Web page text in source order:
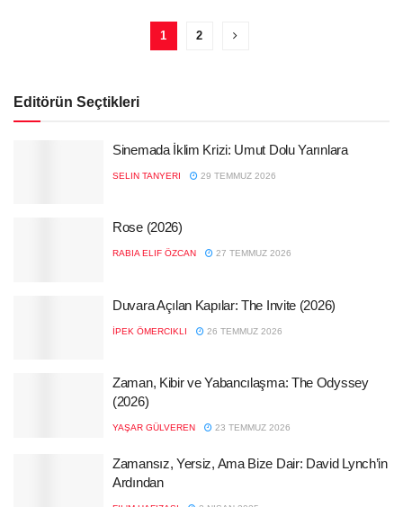
1 2
Editörün Seçtikleri
Sinemada İklim Krizi: Umut Dolu Yarınlara
SELIN TANYERI 29 TEMMUZ 2026
Rose (2026)
RABIA ELIF ÖZCAN 27 TEMMUZ 2026
Duvara Açılan Kapılar: The Invite (2026)
İPEK ÖMERCIKLI 26 TEMMUZ 2026
Zaman, Kibir ve Yabancılaşma: The Odyssey
(2026)
YAŞAR GÜLVEREN 23 TEMMUZ 2026
Zamansız, Yersiz, Ama Bize Dair: David Lynch’in
Ardından